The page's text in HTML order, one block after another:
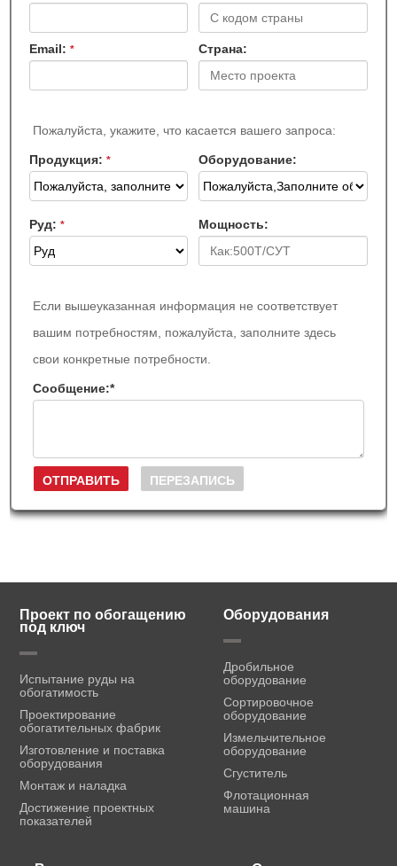
Email:* Страна:
Пожалуйста, укажите, что касается вашего запроса:
Продукция:* Оборудование:
Руд:* Мощность:
Если вышеуказанная информация не соответствует
вашим потребностям, пожалуйста, заполните здесь
свои конкретные потребности.
Сообщение:*
Проект по обогащению
под ключ
Испытание руды на
обогатимость
Проектирование
обогатительных фабрик
Изготовление и поставка
оборудования
Монтаж и наладка
Достижение проектных
показателей
Оборудования
Дробильное
оборудование
Сортировочное
оборудование
Измельчительное
оборудование
Сгуститель
Флотационная
машина